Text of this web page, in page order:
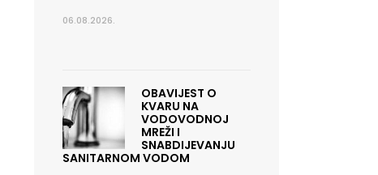
06.08.2026.
OBAVIJEST O
KVARU NA
VODOVODNOJ
MREŽI I
SNABDIJEVANJU
SANITARNOM VODOM